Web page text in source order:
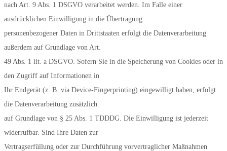
nach Art. 9 Abs. 1 DSGVO verarbeitet werden. Im Falle einer
ausdrücklichen Einwilligung in die Übertragung
personenbezogener Daten in Drittstaaten erfolgt die Datenverarbeitung
außerdem auf Grundlage von Art.
49 Abs. 1 lit. a DSGVO. Sofern Sie in die Speicherung von Cookies oder in
den Zugriff auf Informationen in
Ihr Endgerät (z. B. via Device-Fingerprinting) eingewilligt haben, erfolgt
die Datenverarbeitung zusätzlich
auf Grundlage von § 25 Abs. 1 TDDDG. Die Einwilligung ist jederzeit
widerrufbar. Sind Ihre Daten zur
Vertragserfüllung oder zur Durchführung vorvertraglicher Maßnahmen